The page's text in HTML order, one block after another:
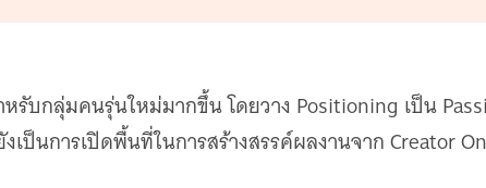
รับกลุ่มคนรุ่นใหม่มากขึ้น โดยวาง Positioning เป็น
ป็นการเปิดพื้นที่ในการสร้างสรรค์ผลงานจาก Creator